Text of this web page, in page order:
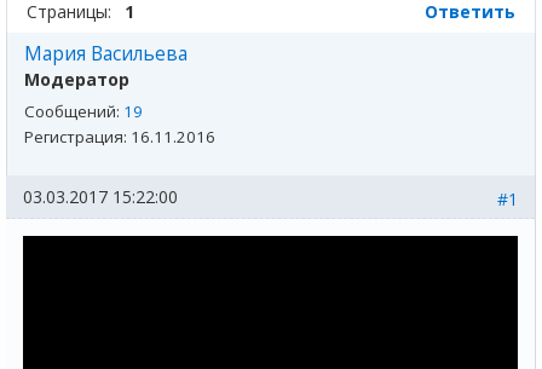
Страницы:
1 Ответить
Мария Васильева
Модератор
Сообщений: 19
Регистрация: 16.11.2016
#1
03.03.2017 15:22:00